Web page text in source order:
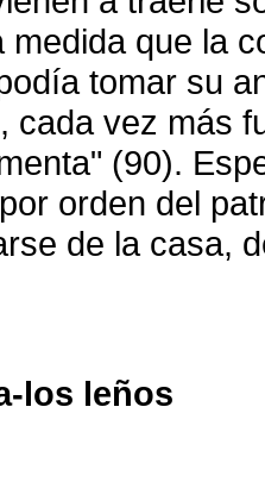
medida que la
tomar su
cada vez más
(90).
orden del
de la casa,
los leños